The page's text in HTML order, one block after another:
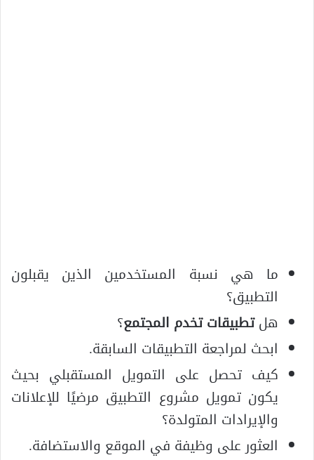
ما هي نسبة المستخدمين الذين يقبلون
التطبيق؟
هلتطبيقات تخدم المجتمع؟
ابحث لمراجعة التطبيقات السابقة.
كيف تحصل على التمويل المستقبلي بحيث
يكون تمويل مشروع التطبيق مرضيًا للإعلانات
والإيرادات المتولدة؟
العثور على وظيفة في الموقع والاستضافة.